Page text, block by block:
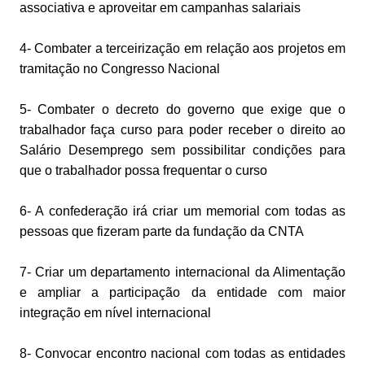
associativa e aproveitar em campanhas salariais
4- Combater a terceirização em relação aos projetos em
tramitação no Congresso Nacional
5- Combater o decreto do governo que exige que o
trabalhador faça curso para poder receber o direito ao
Salário Desemprego sem possibilitar condições para
que o trabalhador possa frequentar o curso
6- A confederação irá criar um memorial com todas as
pessoas que fizeram parte da fundação da CNTA
7- Criar um departamento internacional da Alimentação
e ampliar a participação da entidade com maior
integração em nível internacional
8- Convocar encontro nacional com todas as entidades